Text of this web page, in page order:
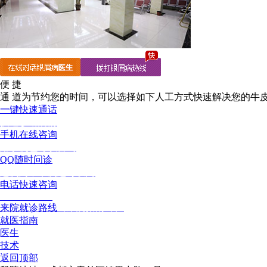
便 捷
通 道为节约您的时间，可以选择如下人工方式快速解决您的牛
一键快速通话
手机在线咨询
QQ随时问诊
电话快速咨询
来院就诊路线
就医指南
医生
技术
返回顶部